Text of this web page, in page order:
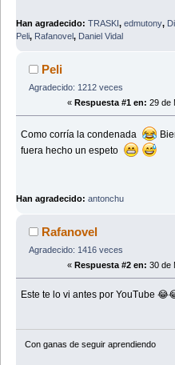
Han agradecido: TRASKI, edmutony,
Peli, Rafanovel, Daniel Vidal
Peli
Agradecido: 1212 veces
« Respuesta #1 en: 29 de
Como corría la condenada
fuera hecho un espeto
Han agradecido: antonchu
Rafanovel
Agradecido: 1416 veces
« Respuesta #2 en: 30 de
Este te lo vi antes por YouTube
Con ganas de seguir aprendiendo